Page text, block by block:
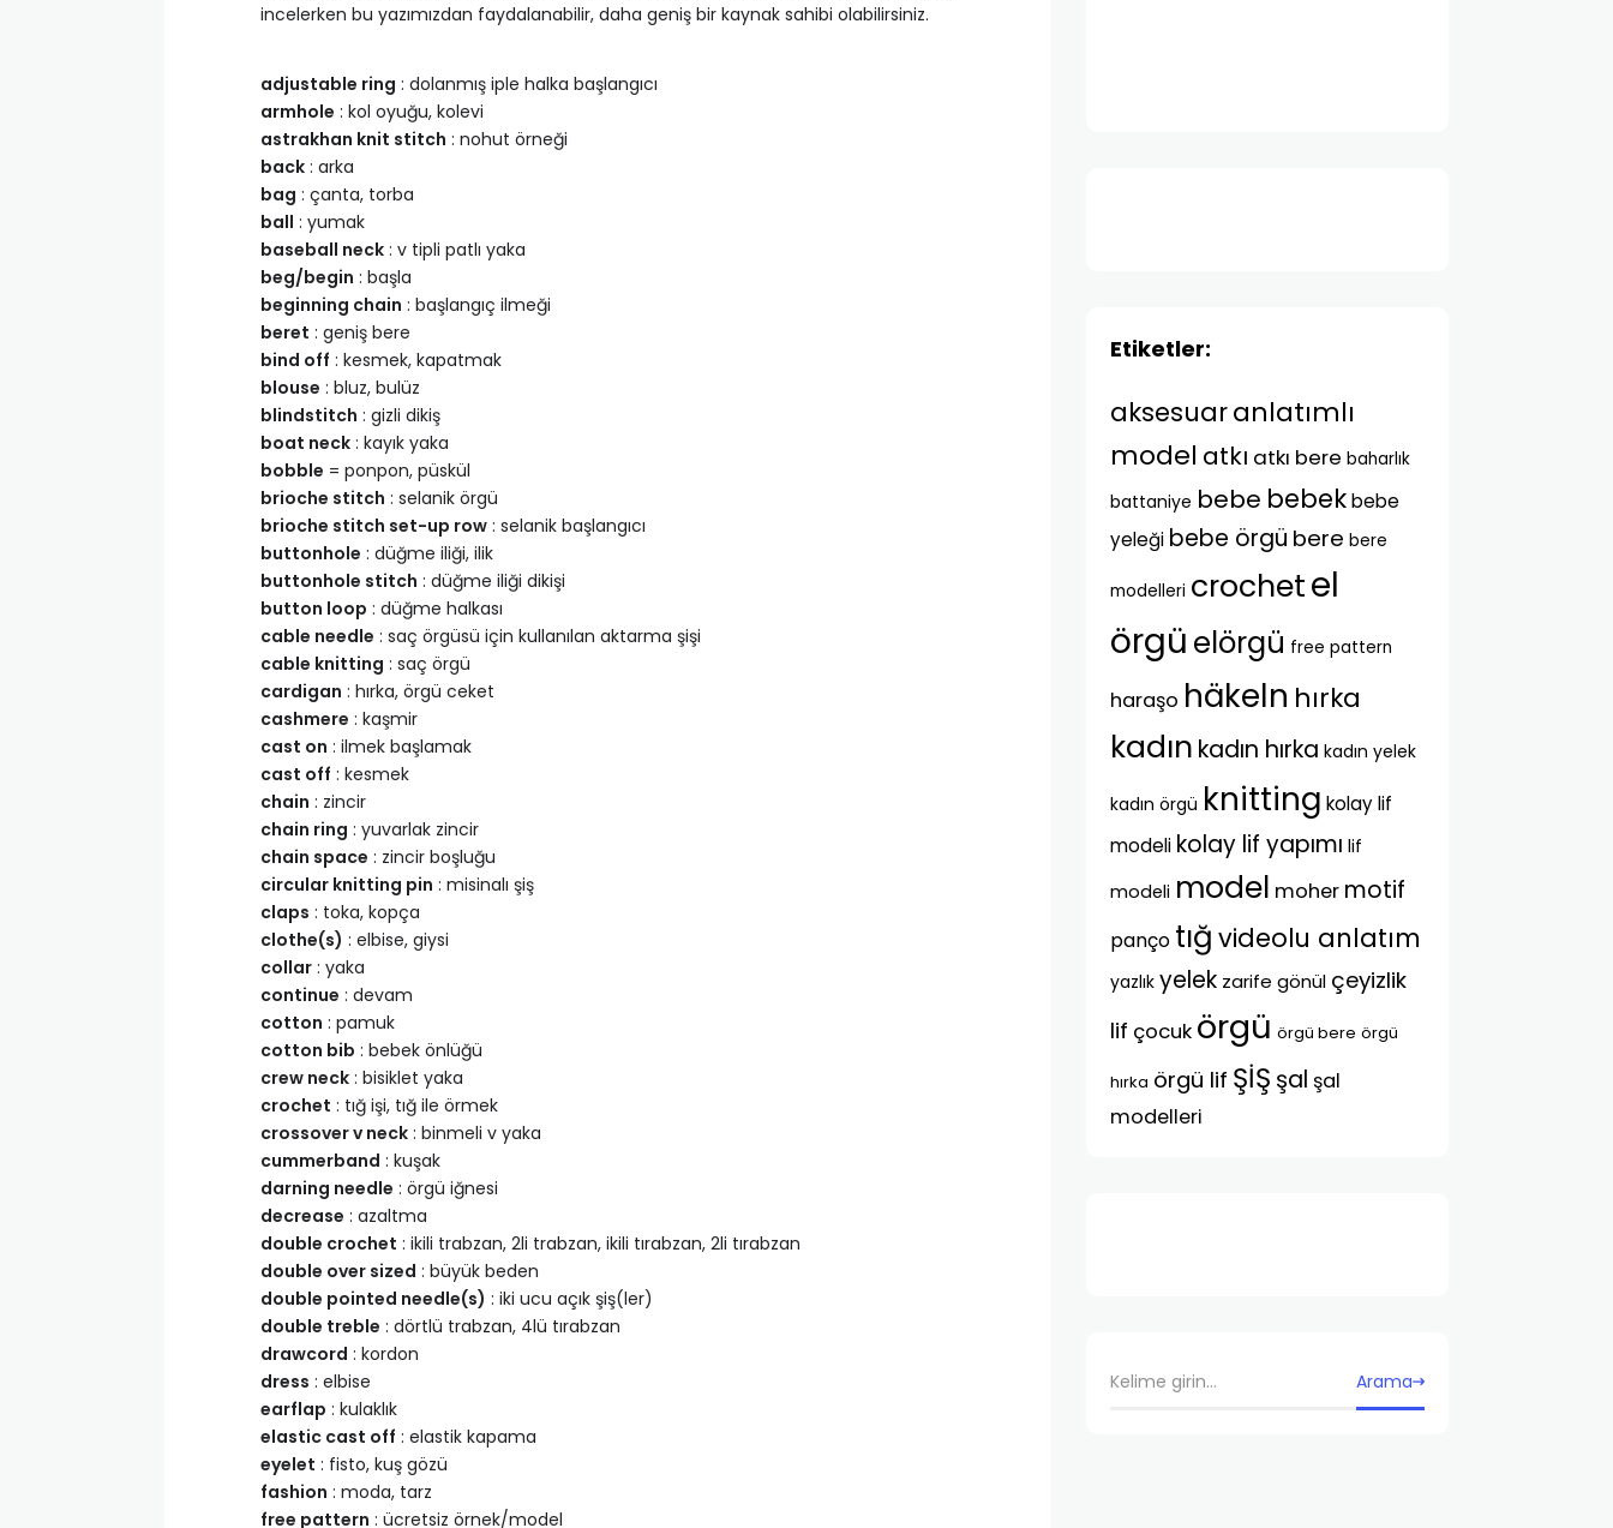
incelerken bu yazımızdan faydalanabilir, daha geniş bir kaynak sahibi olabilirsiniz.
adjustable ring : dolanmış iple halka başlangıcı
armhole : kol oyuğu, kolevi
astrakhan knit stitch : nohut örneği
back : arka
bag : çanta, torba
ball : yumak
baseball neck : v tipli patlı yaka
beg/begin : başla
beginning chain : başlangıç ilmeği
beret : geniş bere
bind off : kesmek, kapatmak
blouse : bluz, bulüz
blindstitch : gizli dikiş
boat neck : kayık yaka
bobble = ponpon, püskül
brioche stitch : selanik örgü
brioche stitch set-up row : selanik başlangıcı
buttonhole : düğme iliği, ilik
buttonhole stitch : düğme iliği dikişi
button loop : düğme halkası
cable needle : saç örgüsü için kullanılan aktarma şişi
cable knitting : saç örgü
cardigan : hırka, örgü ceket
cashmere : kaşmir
cast on : ilmek başlamak
cast off : kesmek
chain : zincir
chain ring : yuvarlak zincir
chain space : zincir boşluğu
circular knitting pin : misinalı şiş
claps : toka, kopça
clothe(s) : elbise, giysi
collar : yaka
continue : devam
cotton : pamuk
cotton bib : bebek önlüğü
crew neck : bisiklet yaka
crochet : tığ işi, tığ ile örmek
crossover v neck : binmeli v yaka
cummerband : kuşak
darning needle : örgü iğnesi
decrease : azaltma
double crochet : ikili trabzan, 2li trabzan, ikili tırabzan, 2li tırabzan
double over sized : büyük beden
double pointed needle(s) : iki ucu açık şiş(ler)
double treble : dörtlü trabzan, 4lü tırabzan
drawcord : kordon
dress : elbise
earflap : kulaklık
elastic cast off : elastik kapama
eyelet : fisto, kuş gözü
fashion : moda, tarz
free pattern : ücretsiz örnek/model
Etiketler:
aksesuaranlatımlı
model atkı atkı bere baharlık
battaniye bebe bebek bebe
yeleği bebe örgü bere bere
modelleri crochetel
örgü elörgü free pattern
haraşo häkeln hırka
kadın kadın hırka kadın yelek
kadın örgü knitting kolay lif
modeli kolay lif yapımı lif
modeli model moher motif
panço tığ videolu anlatım
yazlık yelek zarife gönül çeyizlik
lif çocuk örgü örgü bere örgü
hırka örgü lif ŞİŞ şal şal
modelleri
Arama